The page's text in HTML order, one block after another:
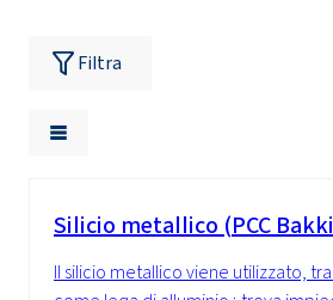
Filtra
Silicio metallico (PCC
Il silicio metallico viene utilizzato,